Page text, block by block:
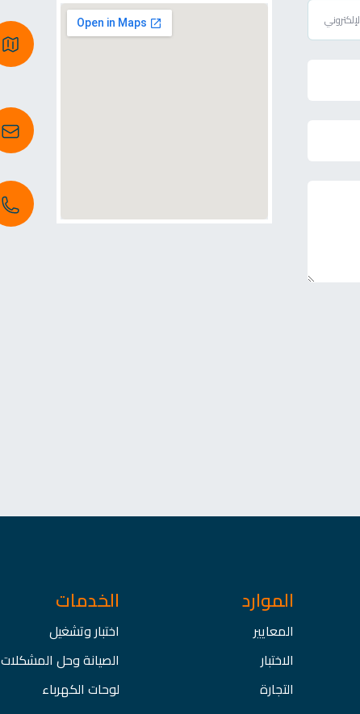
الموارد
المعايير
الاختبار
التجارة
الخدمات
اختبار وتشغيل
الصيانة وحل المشكلات
لوحات الكهرباء